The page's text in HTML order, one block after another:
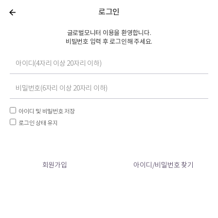
로그인
글로벌모니터 이용을 환영합니다.
비빌번호 입력 후 로그인해 주세요.
아이디 및 비밀번호 저장
로그인 상태 유지
회원가입 아이디/비밀번호 찾기